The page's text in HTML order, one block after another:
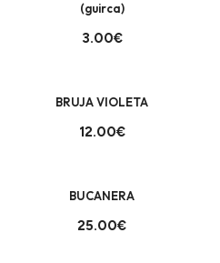
(guirca)
3.00€
BRUJA VIOLETA
12.00€
BUCANERA
25.00€